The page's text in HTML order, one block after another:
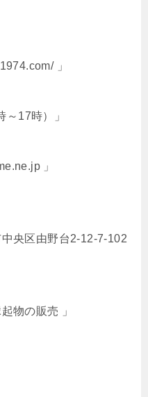
」
17時）」
」
央区由野台2-12-7-102
物の販売 」